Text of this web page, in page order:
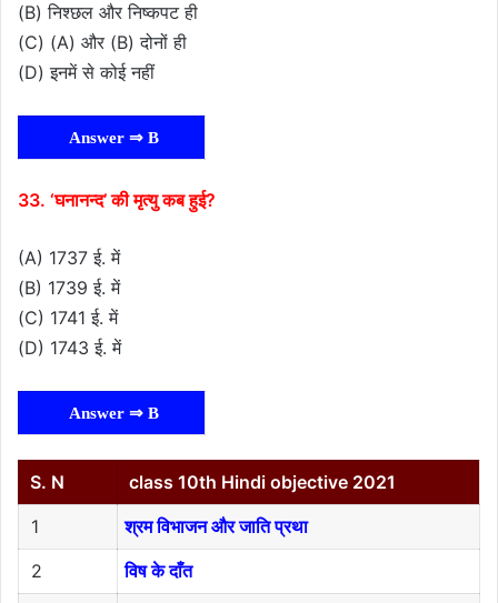
(B) निश्छल और निष्कपट ही
(C) (A) और (B) दोनों ही
(D) इनमें से कोई नहीं
Answer ⇒ B
33. ‘घनानन्द’ की मृत्यु कब हुई?
(A) 1737 ई. में
(B) 1739 ई. में
(C) 1741 ई. में
(D) 1743 ई. में
Answer ⇒ B
S. N
class 10th Hindi objective 2021
1
श्रम विभाजन और जाति प्रथा
2 विष के दाँत